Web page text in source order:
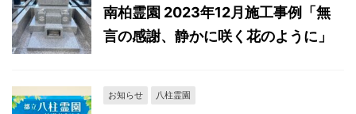
南柏霊園 2023年12月施工事例「無
言の感謝、静かに咲く花のように」
お知らせ 八柱霊園